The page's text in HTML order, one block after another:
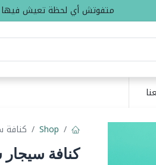
متفوتش أي لحظة تعيش فيها
Shop كنافة
كنافة سيجار